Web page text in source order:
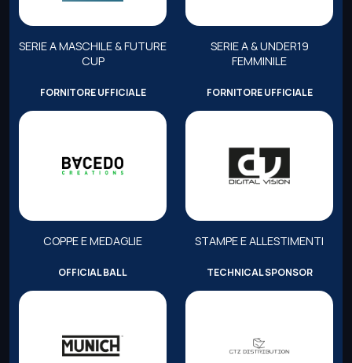
SERIE A MASCHILE & FUTURE
CUP
SERIE A & UNDER19
FEMMINILE
FORNITORE UFFICIALE
COPPE E MEDAGLIE
FORNITORE UFFICIALE
STAMPE E ALLESTIMENTI
OFFICIAL BALL TECHNICAL SPONSOR